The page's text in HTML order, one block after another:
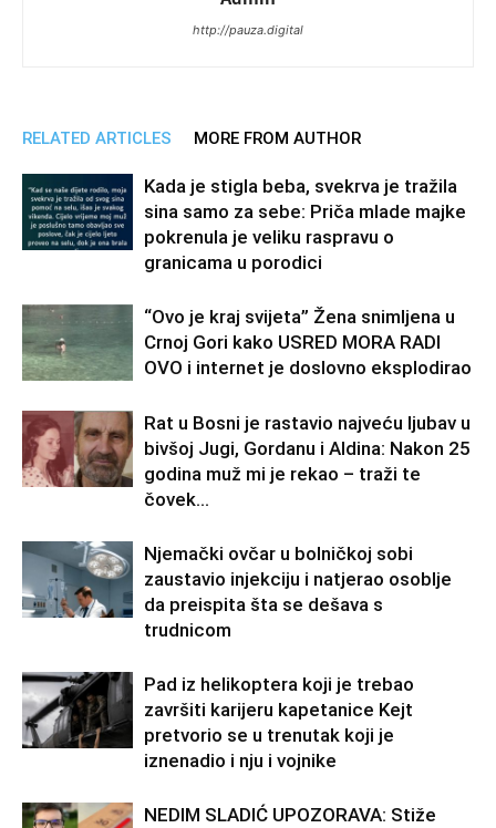
http://pauza.digital
RELATED ARTICLES MORE FROM AUTHOR
Kada je stigla beba, svekrva je tražila
sina samo za sebe: Priča mlade majke
pokrenula je veliku raspravu o
granicama u porodici
“Ovo je kraj svijeta” Žena snimljena u
Crnoj Gori kako USRED MORA RADI
OVO i internet je doslovno eksplodirao
Rat u Bosni je rastavio najveću ljubav u
bivšoj Jugi, Gordanu i Aldina: Nakon 25
godina muž mi je rekao – traži te
čovek...
Njemački ovčar u bolničkoj sobi
zaustavio injekciju i natjerao osoblje
da preispita šta se dešava s
trudnicom
Pad iz helikoptera koji je trebao
završiti karijeru kapetanice Kejt
pretvorio se u trenutak koji je
iznenadio i nju i vojnike
NEDIM SLADIĆ UPOZORAVA: Stiže